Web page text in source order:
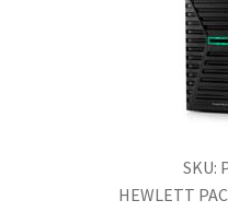
SKU:
HEWLETT